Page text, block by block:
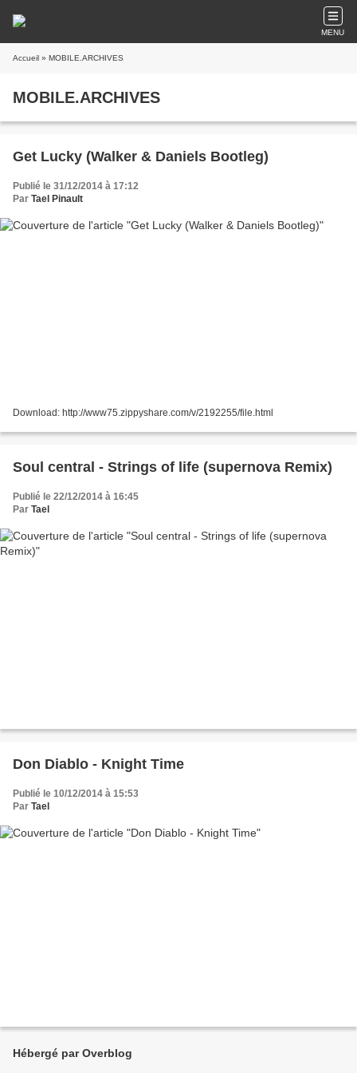
MENU
Accueil » MOBILE.ARCHIVES
MOBILE.ARCHIVES
Get Lucky (Walker & Daniels Bootleg)
Publié le 31/12/2014 à 17:12
Par Tael Pinault
Download: http://www75.zippyshare.com/v/2192255/file.html
Soul central - Strings of life (supernova Remix)
Publié le 22/12/2014 à 16:45
Par Tael
Don Diablo - Knight Time
Publié le 10/12/2014 à 15:53
Par Tael
Hébergé par Overblog